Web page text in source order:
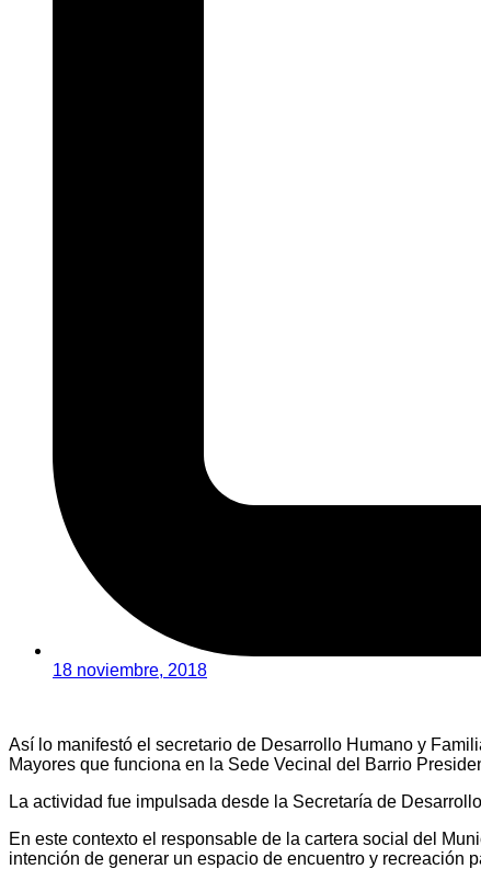
18 noviembre, 2018
Así lo manifestó el secretario de Desarrollo Humano y
Mayores que funciona en la Sede Vecinal del Barrio
La actividad fue impulsada desde la Secretaría de
En este contexto el responsable de la cartera social del
intención de generar un espacio de encuentro y recreación